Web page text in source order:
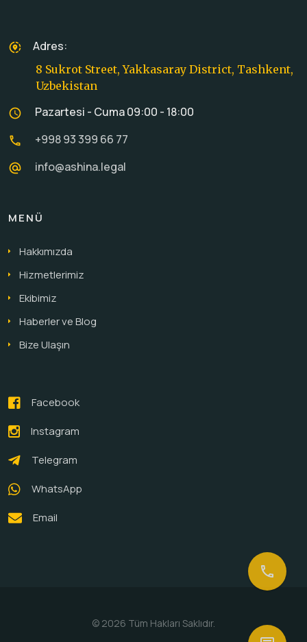
share_location Adres:
8 Sukrot Street, Yakkasaray District, Tashkent,
Uzbekistan
schedule
Pazartesi - Cuma 09:00 - 18:00
call +998 93 399 66 77
alternate_email info@ashina.legal
MENÜ
Hakkımızda
Hizmetlerimiz
Ekibimiz
Haberler ve Blog
Bize Ulaşın
Facebook
Instagram
Telegram
WhatsApp
Email
© 2026 Tüm Hakları Saklıdır.
call